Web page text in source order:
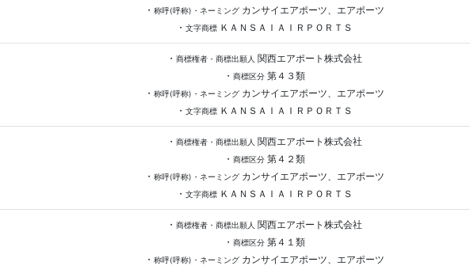
・ 称呼(呼称)・ネーミングカンサイエアポーツ、エアポーツ
・ 文字商標ＫＡＮＳＡＩＡＩＲＰＯＲＴＳ
・ 商標権者・商標出願人 関西エアポート株式会社
・ 商標区分第４３類
・ 称呼(呼称)・ネーミングカンサイエアポーツ、エアポーツ
・ 文字商標ＫＡＮＳＡＩＡＩＲＰＯＲＴＳ
・ 商標権者・商標出願人 関西エアポート株式会社
・ 商標区分第４２類
・ 称呼(呼称)・ネーミングカンサイエアポーツ、エアポーツ
・ 文字商標ＫＡＮＳＡＩＡＩＲＰＯＲＴＳ
・ 商標権者・商標出願人 関西エアポート株式会社
・ 商標区分第４１類
・ 称呼(呼称)・ネーミングカンサイエアポーツ、エアポーツ